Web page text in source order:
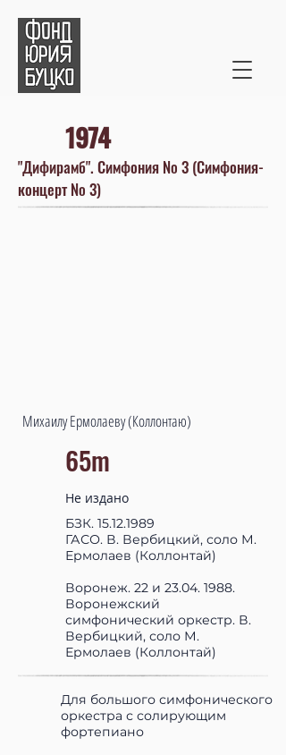
1974
"Дифирамб". Симфония № 3 (Симфония-
концерт № 3)
Михаилу Ермолаеву (Коллонтаю)
65m
Не издано
БЗК. 15.12.1989
ГАСО. В. Вербицкий, соло М.
Ермолаев (Коллонтай)
Воронеж. 22 и 23.04. 1988.
Воронежский
симфонический оркестр. В.
Вербицкий, соло М.
Ермолаев (Коллонтай)
Для большого симфонического
оркестра с солирующим
фортепиано